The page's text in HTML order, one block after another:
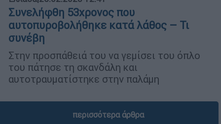
Συνελήφθη 53χρονος που
αυτοπυροβολήθηκε κατά λάθος – Τι
συνέβη
Στην προσπάθειά του να γεμίσει του όπλο
του πάτησε τη σκανδάλη και
αυτοτραυματίστηκε στην παλάμη
περισσότερα άρθρα